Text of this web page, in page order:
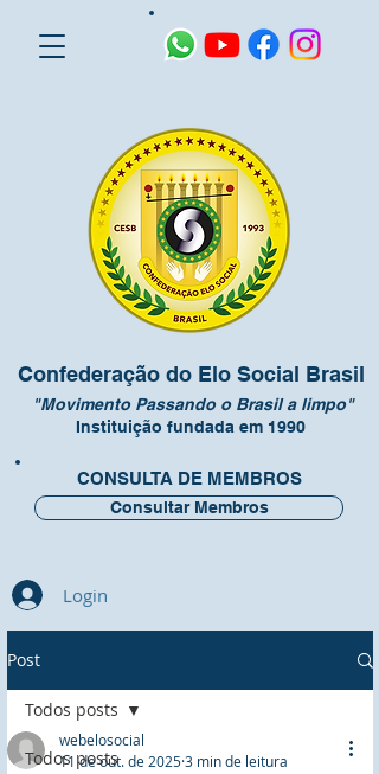
Confederação do Elo Social Brasil
"Movimento Passando o Brasil a limpo"
Instituição fundada em 1990
CONSULTA DE MEMBROS
Consultar Membros
Login
Post
Todos posts
Todos posts
webelosocial
11 de out. de 20253 min de leitura